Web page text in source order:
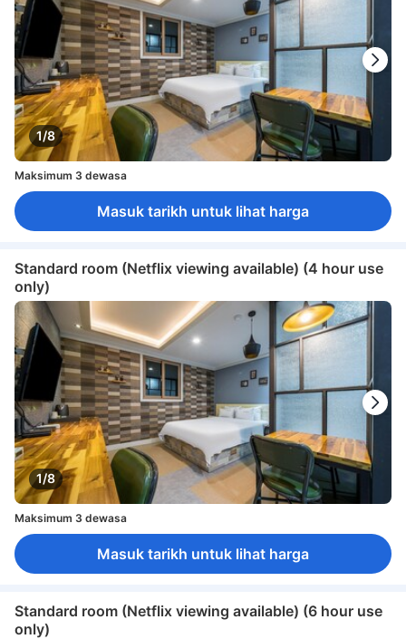
1/8
Maksimum 3 dewasa
Masuk tarikh untuk lihat harga
Standard room (Netflix viewing available) (4 hour use
only)
1/8
Maksimum 3 dewasa
Masuk tarikh untuk lihat harga
Standard room (Netflix viewing available) (6 hour use
only)